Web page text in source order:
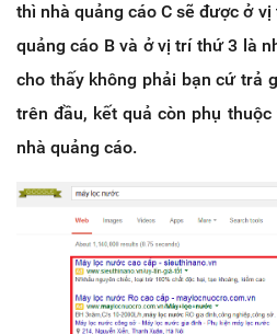
AdRank 30.000
thì nhà quảng cáo C sẽ được ở
quảng cáo B và ở vị trí thứ 3 là
cho thấy không phải bạn cứ trả
trên đầu, kết quả còn phụ
nhà quảng cáo.